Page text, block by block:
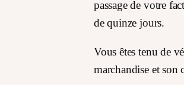
passage de votre
de quinze jours.
Vous êtes tenu de
marchandise et son